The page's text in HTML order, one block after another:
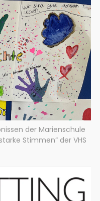
der Marienschule
Stimmen“ der VHS